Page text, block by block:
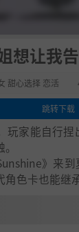
想让我
甜心选择 恋活
跳转下载
安装方法
玩家能自行
》来
色卡也能继